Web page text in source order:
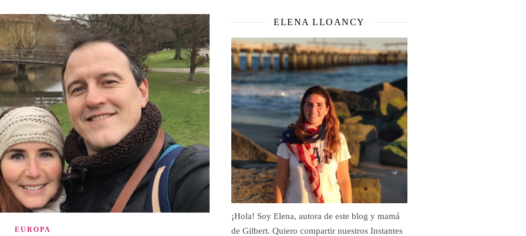
EUROPA
ELENA LLOANCY
¡Hola! Soy Elena, autora de este blog y mamá
de Gilbert. Quiero compartir nuestros Instantes